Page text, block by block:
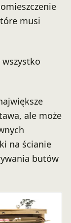
musi
wszystko
ale może
na ścianie
butów